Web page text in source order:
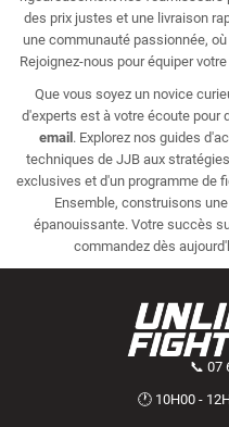
des prix justes et une livraison
une communauté passionnée,
Rejoignez-nous pour équiper
Que vous soyez un novice
d'experts est à votre écoute pour
email . Explorez nos guides
techniques de JJB aux
exclusives et d'un programme de
Ensemble, construisons
épanouissante. Votre succès
commandez dès
📞 07
🕐 10H00 -